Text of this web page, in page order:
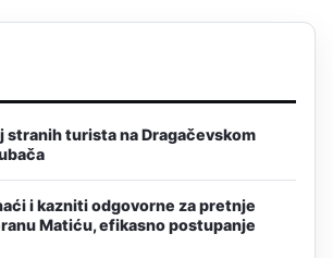
stranih turista na Dragačevskom
i kazniti odgovorne za pretnje
Matiću, efikasno postupanje